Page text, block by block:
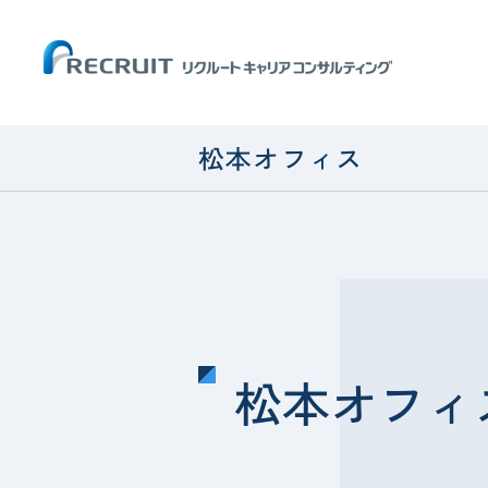
松本オフィス
松本オフ